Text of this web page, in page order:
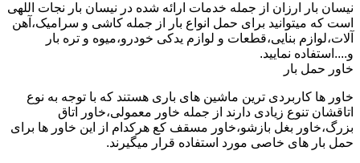
نیسان بار ارزان از جمله خدمات ارائه شده در نیسان بار نجات اللهی
است که میتوانید برای حمل انواع بار از جمله کاشی و سرامیک،آهن
آلات،لوازم بنایی،قطعات و لوازم یدکی خودرو،میوه و تره بار
و....استفاده نمایید.
خاور حمل بار
خاور ها کاربردی ترین ماشین های باری هستند که با توجه به نوع
اتاقشان تنوع زیادی دارند از جمله خاور معمولی،خاور اتاق
بزرگ،خاور بغل بازشو،خاور مسقف کع هرکدام از این خاور ها برای
حمل بار های خاصی مورد استفاده قرار میگیرند.